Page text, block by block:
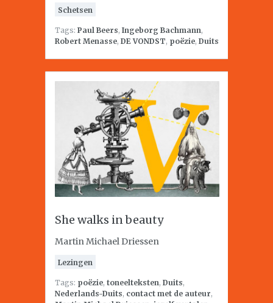
Schetsen
Tags: Paul Beers, Ingeborg Bachmann,
Robert Menasse, DE VONDST, poëzie, Duits
She walks in beauty
Martin Michael Driessen
Lezingen
Tags: poëzie, toneelteksten, Duits,
Nederlands-Duits, contact met de auteur,